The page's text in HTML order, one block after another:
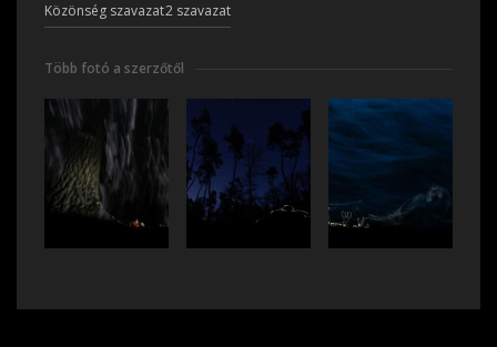
Közönség szavazat2 szavazat
Több fotó a szerzőtől